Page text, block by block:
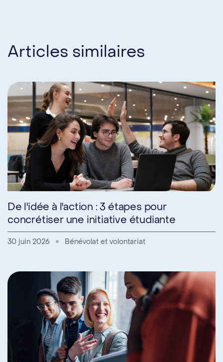
Articles similaires
De l'idée à l'action : 3 étapes pour
concrétiser une initiative étudiante
30 juin 2026 Bénévolat et volontariat